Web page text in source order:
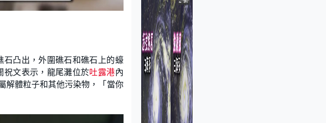
凸出，外圍礁石和礁石上的蠔
祝文表示，龍尾灘位於吐露港內
解體粒子和其他污染物，「當你